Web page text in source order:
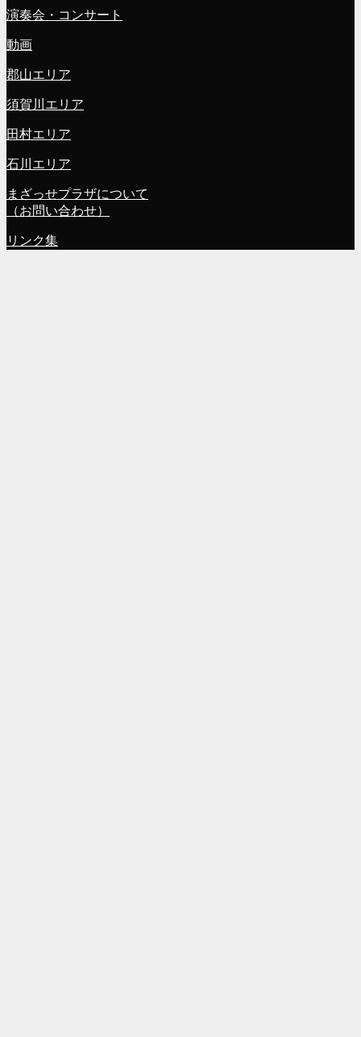
演奏会・コンサート
動画
郡山エリア
須賀川エリア
田村エリア
石川エリア
まざっせプラザについて
（お問い合わせ）
リンク集